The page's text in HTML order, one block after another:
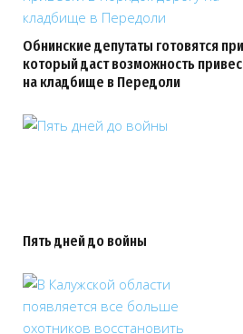
Обнинские депутаты готовятся
который даст возможность
на кладбище в Передоли
Пять дней до войны